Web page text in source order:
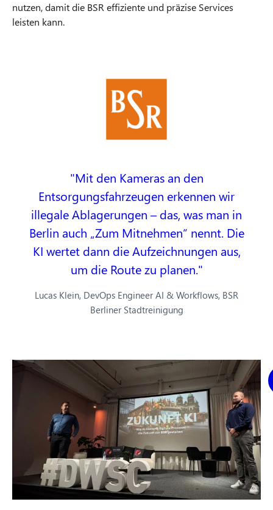
nutzen, damit die BSR effiziente und präzise Services
leisten kann.
Mit den Kameras an den
Entsorgungsfahrzeugen erkennen wir
illegale Ablagerungen – das, was man in
Berlin auch „Zum Mitnehmen“ nennt. Die
KI wertet dann die Aufzeichnungen aus,
um die Route zu planen.
Lucas Klein, DevOps Engineer AI & Workflows, BSR
Berliner Stadtreinigung